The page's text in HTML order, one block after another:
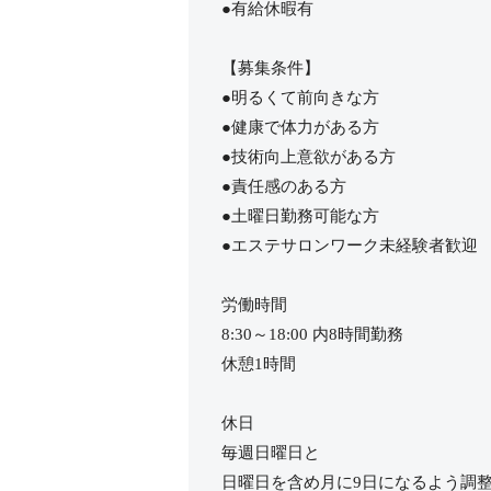
●有給休暇有
【募集条件】
●明るくて前向きな方
●健康で体力がある方
●技術向上意欲がある方
●責任感のある方
●土曜日勤務可能な方
●エステサロンワーク未経験者歓迎
労働時間
8:30～18:00 内8時間勤務
休憩1時間
休日
毎週日曜日と
日曜日を含め月に9日になるよう調